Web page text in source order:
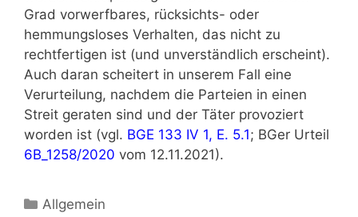
Grad vorwerfbares, rücksichts- oder
hemmungsloses Verhalten, das nicht zu
rechtfertigen ist (und unverständlich erscheint).
Auch daran scheitert in unserem Fall eine
Verurteilung, nachdem die Parteien in einen
Streit geraten sind und der Täter provoziert
worden ist (vgl. BGE 133 IV 1, E. 5.1; BGer Urteil
6B_1258/2020 vom 12.11.2021).
Allgemein